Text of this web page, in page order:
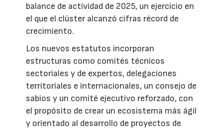
balance de actividad de 2025, un ejercicio en
el que el clúster alcanzó cifras récord de
crecimiento.
Los nuevos estatutos incorporan
estructuras como comités técnicos
sectoriales y de expertos, delegaciones
territoriales e internacionales, un consejo de
sabios y un comité ejecutivo reforzado, con
el propósito de crear un ecosistema más ágil
y orientado al desarrollo de proyectos de